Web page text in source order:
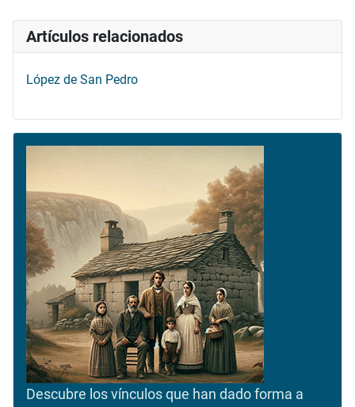
Artículos relacionados
López de San Pedro
Descubre los vínculos que han dado forma a